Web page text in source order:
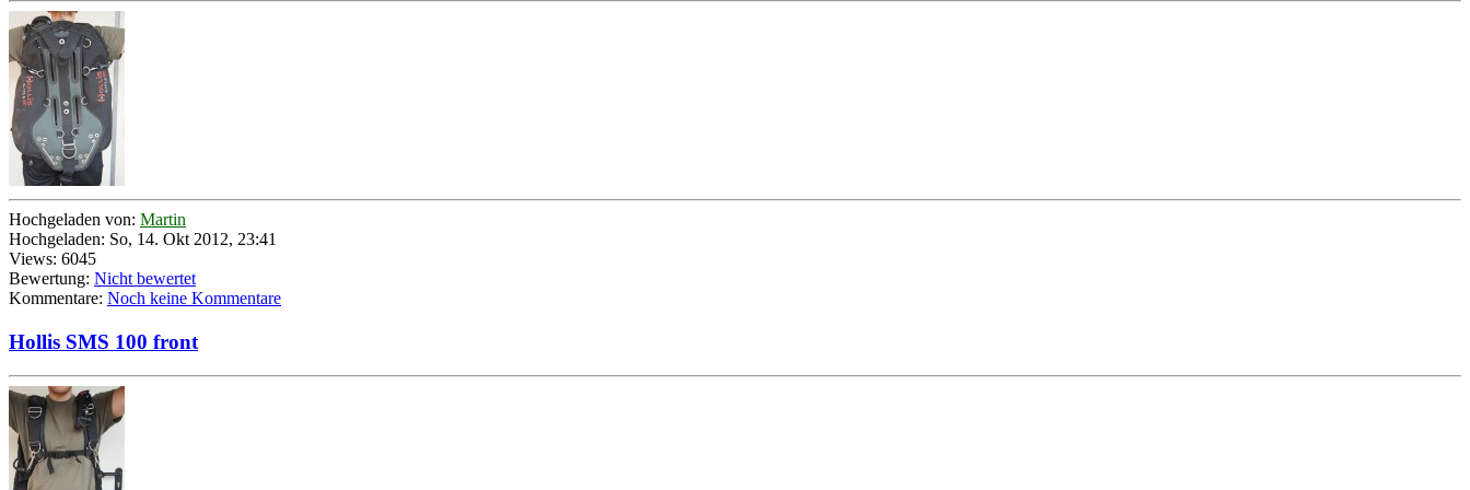
Hochgeladen von: Martin
Hochgeladen: So, 14. Okt 2012, 23:41
Views: 6045
Bewertung: Nicht bewertet
Kommentare: Noch keine Kommentare
Hollis SMS 100 front